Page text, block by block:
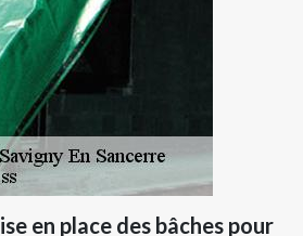
en place des bâches pour